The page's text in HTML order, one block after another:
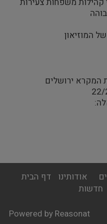
המוזיאון
המקרא ירושלים
footer
menu
דף הבית אודותינו
חדשות
Powered by Reasonat